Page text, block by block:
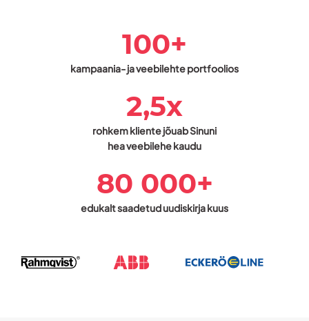
100+
kampaania- ja veebilehte portfoolios
2,5x
rohkem kliente jõuab Sinuni
hea veebilehe kaudu
80 000+
edukalt saadetud uudiskirja kuus